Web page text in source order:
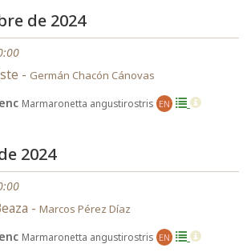
de 2024
- Germán Chacón Cánovas
Marmaronetta angustirostris EN
2024
- Marcos Pérez Díaz
Marmaronetta angustirostris EN